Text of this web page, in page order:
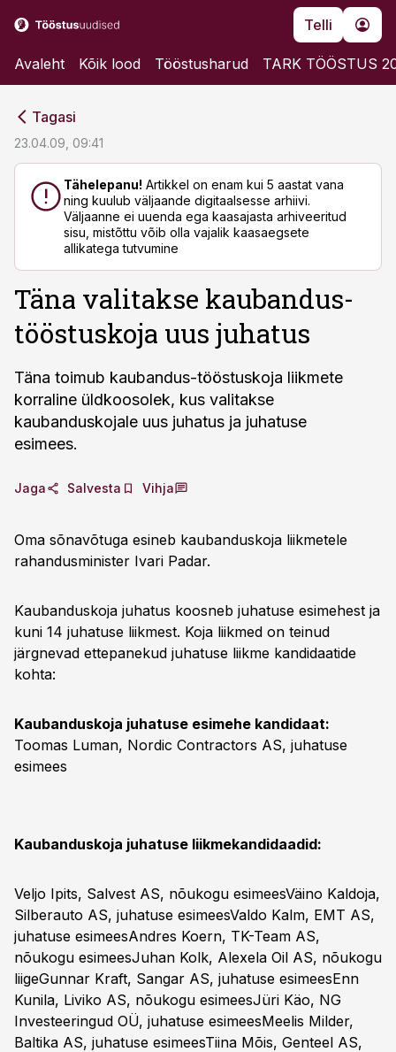
Telli
Avaleht Kõik lood Tööstusharud TARK TÖÖSTUS
Tagasi
23.04.09, 09:41
Tähelepanu! Artikkel on enam kui 5 aastat vana
ning kuulub väljaande digitaalsesse arhiivi.
Väljaanne ei uuenda ega kaasajasta arhiveeritud
sisu, mistõttu võib olla vajalik kaasaegsete
allikatega tutvumine
Täna valitakse kaubandus-
tööstuskoja uus juhatus
Täna toimub kaubandus-tööstuskoja liikmete
korraline üldkoosolek, kus valitakse
kaubanduskojale uus juhatus ja juhatuse
esimees.
Jaga Salvesta Vihja
Oma sõnavõtuga esineb kaubanduskoja liikmetele
rahandusminister Ivari Padar.
Kaubanduskoja juhatus koosneb juhatuse esimehest ja
kuni 14 juhatuse liikmest. Koja liikmed on teinud
järgnevad ettepanekud juhatuse liikme kandidaatide
kohta:
Kaubanduskoja juhatuse esimehe kandidaat:
Toomas Luman, Nordic Contractors AS, juhatuse
esimees
Kaubanduskoja juhatuse liikmekandidaadid:
Veljo Ipits, Salvest AS, nõukogu esimeesVäino Kaldoja,
Silberauto AS, juhatuse esimeesValdo Kalm, EMT AS,
juhatuse esimeesAndres Koern, TK-Team AS,
nõukogu esimeesJuhan Kolk, Alexela Oil AS, nõukogu
liigeGunnar Kraft, Sangar AS, juhatuse esimeesEnn
Kunila, Liviko AS, nõukogu esimeesJüri Käo, NG
Investeeringud OÜ, juhatuse esimeesMeelis Milder,
Baltika AS, juhatuse esimeesTiina Mõis, Genteel AS,